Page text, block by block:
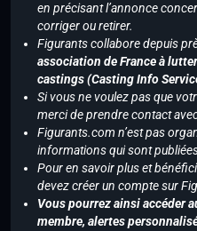
en précisant l’annonce
corriger ou retirer.
Figurants collabore depuis
association de France à
castings (Casting Info
Si vous ne voulez pas que
merci de prendre contact
Figurants.com n’est pas
informations qui sont
Pour en savoir plus et
devez créer un compte sur
Vous pourrez ainsi accéder
membre, alertes